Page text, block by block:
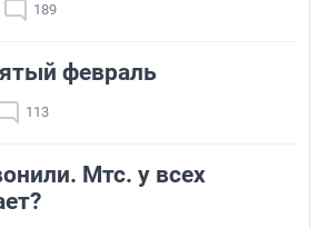
189
февраль
113
Мтс. у всех